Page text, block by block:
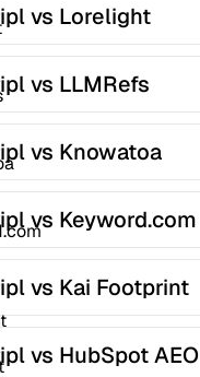
vs Lorelight
vs LLMRefs
vs Knowatoa
vs Keyword.com
vs Kai Footprint
vs HubSpot AEO